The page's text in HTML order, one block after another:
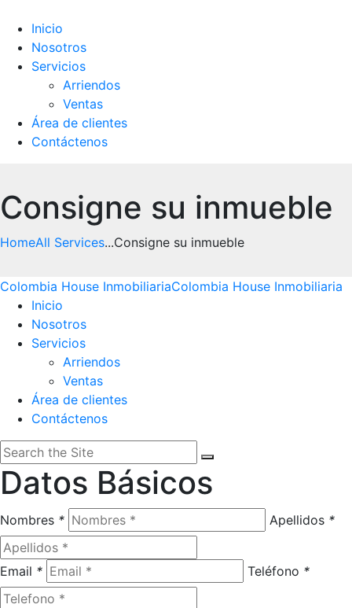
Inicio
Nosotros
Servicios
Arriendos
Ventas
Área de clientes
Contáctenos
Consigne su inmueble
HomeAll Services...Consigne su inmueble
Colombia House InmobiliariaColombia House Inmobiliaria
Inicio
Nosotros
Servicios
Arriendos
Ventas
Área de clientes
Contáctenos
Datos Básicos
Nombres * Apellidos *
Email * Teléfono *